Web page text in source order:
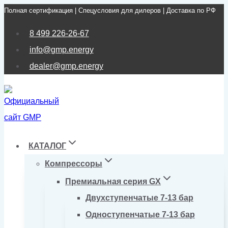
Перейти
Полная сертификация | Спецусловия для дилеров | Доставка по РФ
8 499 226-26-67
info@gmp.energy
dealer@gmp.energy
КАТАЛОГ
Компрессоры
Премиальная серия GX
Двухступенчатые 7-13 бар
Одноступенчатые 7-13 бар